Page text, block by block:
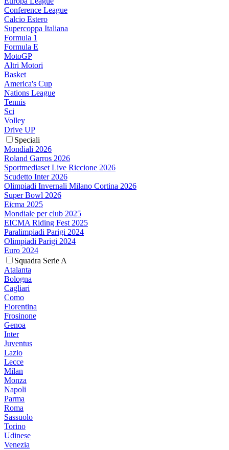
Conference League
Calcio Estero
Supercoppa Italiana
Formula 1
Formula E
MotoGP
Altri Motori
Basket
America's Cup
Nations League
Tennis
Sci
Volley
Drive UP
Speciali
Mondiali 2026
Roland Garros 2026
Sportmediaset Live Riccione 2026
Scudetto Inter 2026
Olimpiadi Invernali Milano Cortina 2026
Super Bowl 2026
Eicma 2025
Mondiale per club 2025
EICMA Riding Fest 2025
Paralimpiadi Parigi 2024
Olimpiadi Parigi 2024
Euro 2024
Squadra Serie A
Atalanta
Bologna
Cagliari
Como
Fiorentina
Frosinone
Genoa
Inter
Juventus
Lazio
Lecce
Milan
Monza
Napoli
Parma
Roma
Sassuolo
Torino
Udinese
Venezia